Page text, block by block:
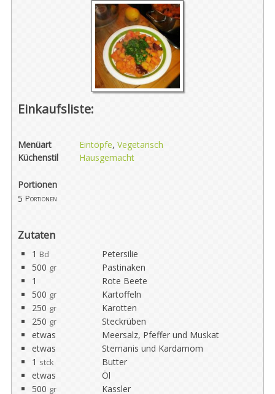
Einkaufsliste:
Menüart Eintöpfe, Vegetarisch
Küchenstil
Hausgemacht
Portionen
5 Portionen
Zutaten
1 Bd
Petersilie
500 gr
Pastinaken
1
Rote Beete
500 gr
Kartoffeln
250 gr
Karotten
250 gr
Steckrüben
etwas
Meersalz, Pfeffer und Muskat
etwas
Sternanis und Kardamom
1 stck
Butter
etwas
Öl
500 gr Kassler